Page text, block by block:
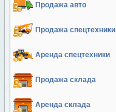
Продажа авто
Продажа спецтехники
Аренда спецтехники
Продажа склада
Аренда склада